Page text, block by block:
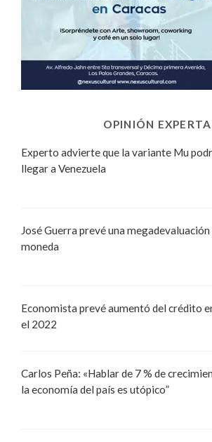
OPINIÓN EXPERTA
Experto advierte que la variante Mu
llegar a Venezuela
José Guerra prevé una megadevaluación
moneda
Economista prevé aumentó del crédito
el 2022
Carlos Peña: «Hablar de 7 % de
la economía del país es utópico”